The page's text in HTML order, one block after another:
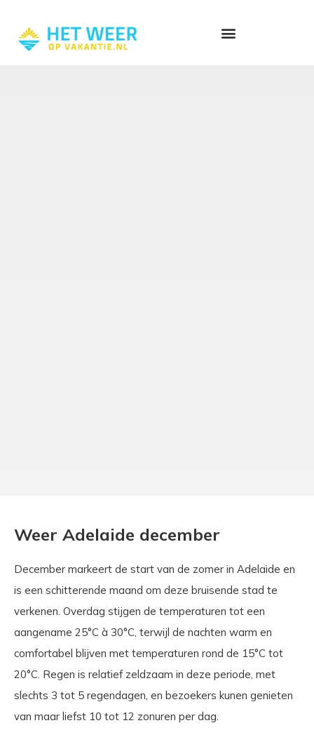
Weer Adelaide december
December markeert de start van de zomer in Adelaide en
is een schitterende maand om deze bruisende stad te
verkenen. Overdag stijgen de temperaturen tot een
aangename 25°C à 30°C, terwijl de nachten warm en
comfortabel blijven met temperaturen rond de 15°C tot
20°C. Regen is relatief zeldzaam in deze periode, met
slechts 3 tot 5 regendagen, en bezoekers kunen genieten
van maar liefst 10 tot 12 zonuren per dag.